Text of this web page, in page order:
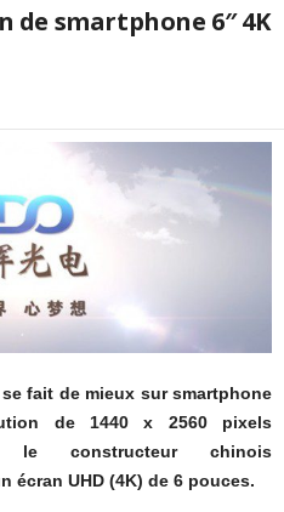
de smartphone 6″ 4K
fait de mieux sur smartphone
de 1440 x 2560 pixels
le constructeur chinois
écran UHD (4K) de 6 pouces.